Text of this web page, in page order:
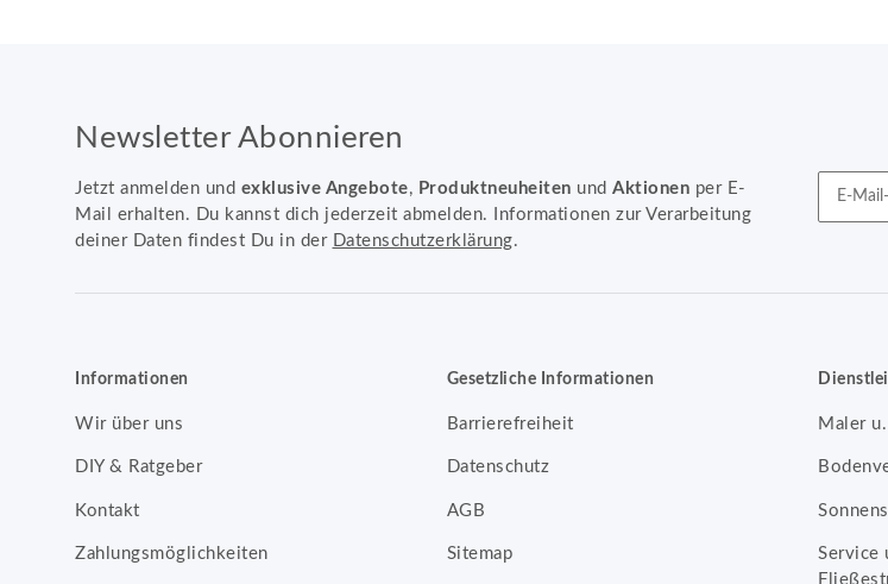
Newsletter Abonnieren
Jetzt anmelden und exklusive Angebote, Produktneuheiten und Aktionen per E-
Mail erhalten. Du kannst dich jederzeit abmelden. Informationen zur Verarbeitung
deiner Daten findest Du in der
Datenschutzerklärung.
Informationen
Wir über uns
DIY & Ratgeber
Kontakt
Zahlungsmöglichkeiten
Gesetzliche Informationen
Barrierefreiheit
Datenschutz
AGB
Sitemap
Maler
Service